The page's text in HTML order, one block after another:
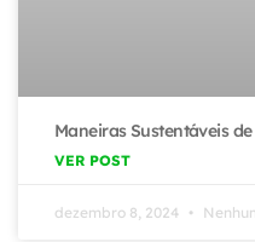
Maneiras Sustentáveis
VER POST
dezembro 8, 2024